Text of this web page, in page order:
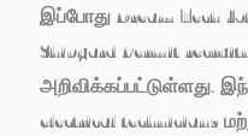
இப்போது Dream Tech
Shipyard Permit
அறிவிக்கப்பட்டுள்ளது.
electrical technicians